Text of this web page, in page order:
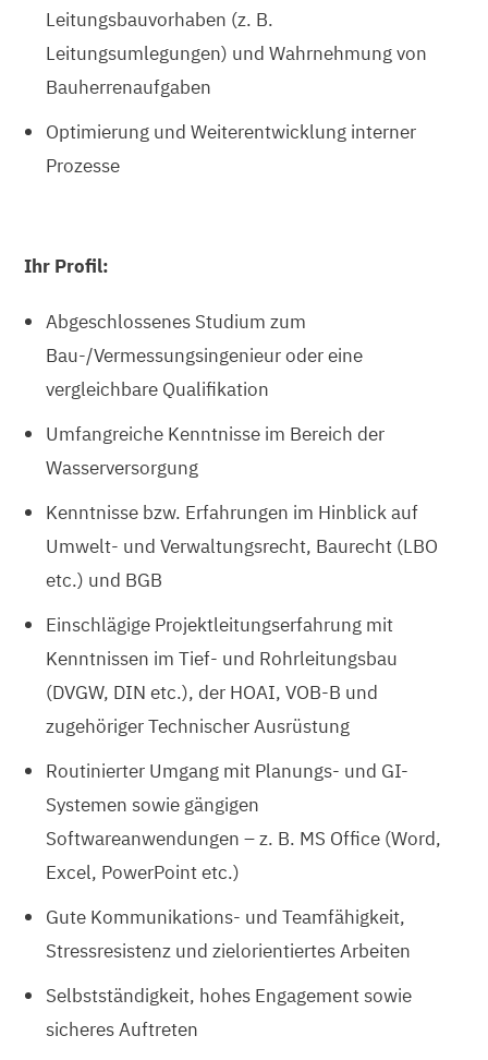
Leitungsbauvorhaben (z. B.
Leitungsumlegungen) und Wahrnehmung von
Bauherrenaufgaben
Optimierung und Weiterentwicklung interner
Prozesse
Ihr Profil:
Abgeschlossenes Studium zum
Bau-/Vermessungsingenieur oder eine
vergleichbare Qualifikation
Umfangreiche Kenntnisse im Bereich der
Wasserversorgung
Kenntnisse bzw. Erfahrungen im Hinblick auf
Umwelt- und Verwaltungsrecht, Baurecht (LBO
etc.) und BGB
Einschlägige Projektleitungserfahrung mit
Kenntnissen im Tief- und Rohrleitungsbau
(DVGW, DIN etc.), der HOAI, VOB-B und
zugehöriger Technischer Ausrüstung
Routinierter Umgang mit Planungs- und GI-
Systemen sowie gängigen
Softwareanwendungen – z. B. MS Office (Word,
Excel, PowerPoint etc.)
Gute Kommunikations- und Teamfähigkeit,
Stressresistenz und zielorientiertes Arbeiten
Selbstständigkeit, hohes Engagement sowie
sicheres Auftreten